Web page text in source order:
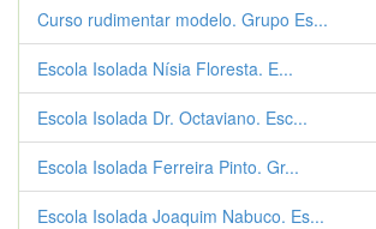
Curso rudimentar modelo. Grupo Es...
Escola Isolada Nísia Floresta. E...
Escola Isolada Dr. Octaviano. Esc...
Escola Isolada Ferreira Pinto. Gr...
Escola Isolada Joaquim Nabuco. Es...